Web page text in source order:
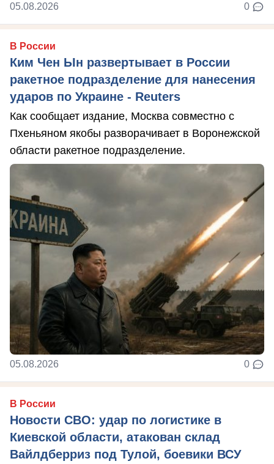
05.08.2026 0
В России
Ким Чен Ын развертывает в России
ракетное подразделение для нанесения
ударов по Украине - Reuters
Как сообщает издание, Москва совместно с
Пхеньяном якобы разворачивает в Воронежской
области ракетное подразделение.
05.08.2026 0
В России
Новости СВО: удар по логистике в
Киевской области, атакован склад
Вайлдберриз под Тулой, боевики ВСУ